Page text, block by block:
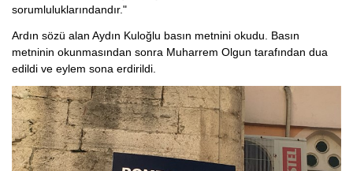
sorumluluklarındandır."
Ardın sözü alan Aydın Kuloğlu basın metnini okudu. Basın
metninin okunmasından sonra Muharrem Olgun tarafından dua
edildi ve eylem sona erdirildi.